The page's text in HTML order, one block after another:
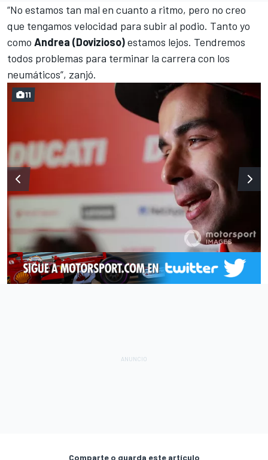
“No estamos tan mal en cuanto a ritmo, pero no creo
que tengamos velocidad para subir al podio. Tanto yo
como Andrea (Dovizioso)estamos lejos. Tendremos
todos problemas para terminar la carrera con los
neumáticos”, zanjó.
11
Comparte o guarda este artículo